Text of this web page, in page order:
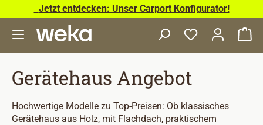
Zum Hauptinhalt springen
Jetzt entdecken: Unser Carport Konfigurator!
Gerätehaus Angebot
Hochwertige Modelle zu Top-Preisen: Ob klassisches
Gerätehaus aus Holz, mit Flachdach, praktischem